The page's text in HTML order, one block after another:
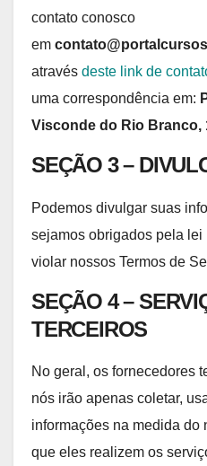
contato conosco
em
através deste link de
uma correspondência em:
Visconde do Rio Branco,
SEÇÃO 3 –
Podemos divulgar suas
sejamos obrigados pela lei
violar nossos Termos de
SEÇÃO 4 –
TERCEIROS
No geral, os fornecedores
nós irão apenas coletar,
informações na medida do
que eles realizem os